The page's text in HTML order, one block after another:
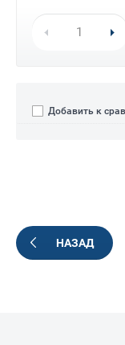
Добавить к
НАЗАД